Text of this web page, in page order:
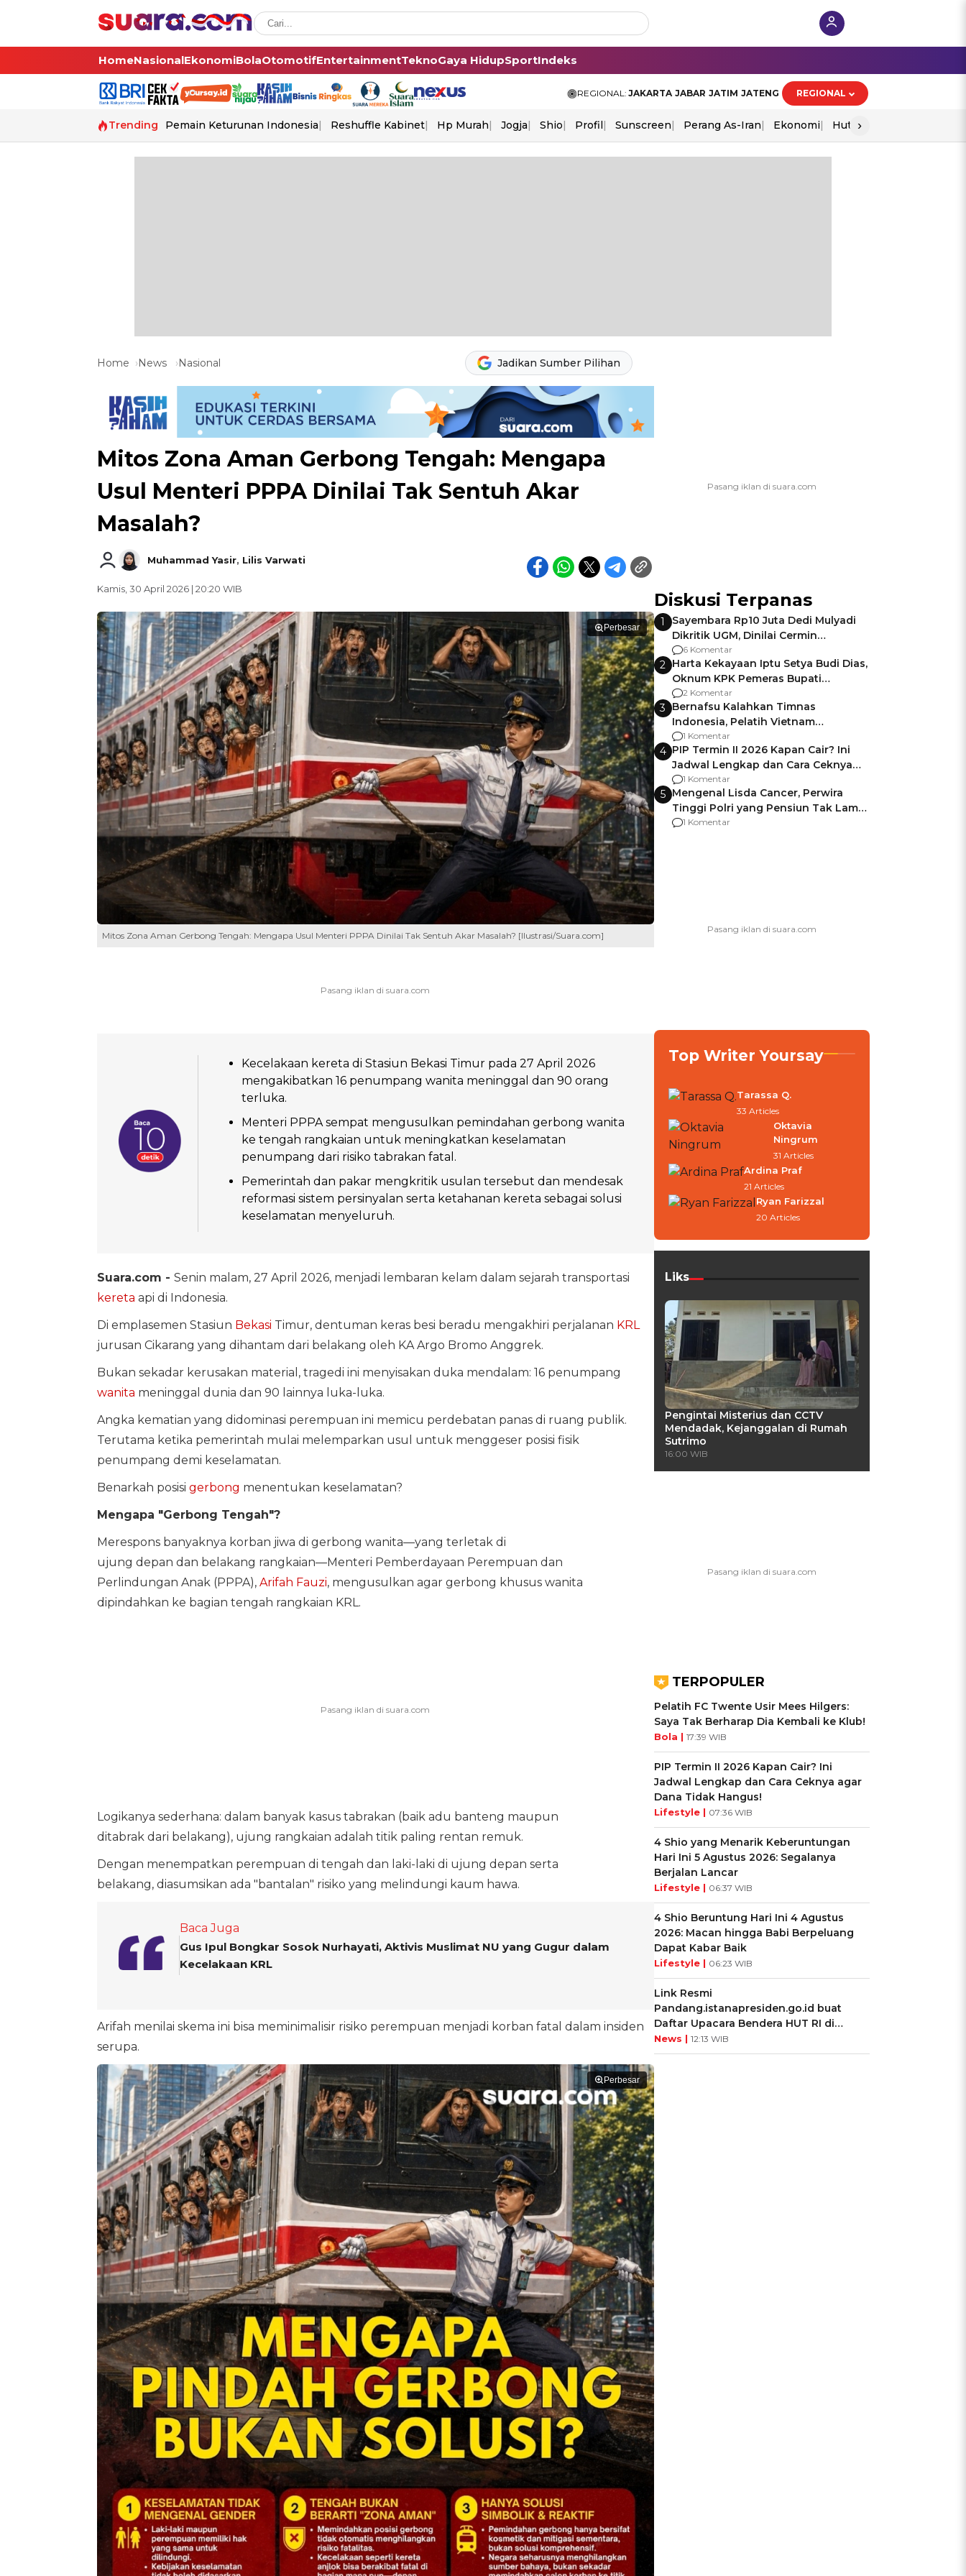
HomeNasionalEkonomiBolaOtomotifEntertainmentTeknoGaya HidupSportIndeks
REGIONAL: JAKARTA JABAR JATIM JATENG REGIONAL
Trending Pemain Keturunan Indonesia Reshuffle Kabinet Hp Murah Jogja Shio Profil Sunscreen Perang As-Iran Ekonomi Hut Ri
›
Home News Nasional Jadikan Sumber Pilihan
Mitos Zona Aman Gerbong Tengah: Mengapa
Usul Menteri PPPA Dinilai Tak Sentuh Akar
Masalah?
Muhammad Yasir, Lilis Varwati
Kamis, 30 April 2026 | 20:20 WIB
Perbesar
Mitos Zona Aman Gerbong Tengah: Mengapa Usul Menteri PPPA Dinilai Tak Sentuh Akar Masalah? [Ilustrasi/Suara.com]
Kecelakaan kereta di Stasiun Bekasi Timur pada 27 April 2026
mengakibatkan 16 penumpang wanita meninggal dan 90 orang
terluka.
Menteri PPPA sempat mengusulkan pemindahan gerbong wanita
ke tengah rangkaian untuk meningkatkan keselamatan
penumpang dari risiko tabrakan fatal.
Pemerintah dan pakar mengkritik usulan tersebut dan mendesak
reformasi sistem persinyalan serta ketahanan kereta sebagai solusi
keselamatan menyeluruh.
Suara.com - Senin malam, 27 April 2026, menjadi lembaran kelam dalam sejarah transportasi
kereta api di Indonesia.
Di emplasemen Stasiun Bekasi Timur, dentuman keras besi beradu mengakhiri perjalanan KRL
jurusan Cikarang yang dihantam dari belakang oleh KA Argo Bromo Anggrek.
Bukan sekadar kerusakan material, tragedi ini menyisakan duka mendalam: 16 penumpang
wanita meninggal dunia dan 90 lainnya luka-luka.
Angka kematian yang didominasi perempuan ini memicu perdebatan panas di ruang publik.
Terutama ketika pemerintah mulai melemparkan usul untuk menggeser posisi fisik
penumpang demi keselamatan.
Benarkah posisi gerbong menentukan keselamatan?
Mengapa "Gerbong Tengah"?
Merespons banyaknya korban jiwa di gerbong wanita—yang terletak di
ujung depan dan belakang rangkaian—Menteri Pemberdayaan Perempuan dan
Perlindungan Anak (PPPA), Arifah Fauzi, mengusulkan agar gerbong khusus wanita
dipindahkan ke bagian tengah rangkaian KRL.
Logikanya sederhana: dalam banyak kasus tabrakan (baik adu banteng maupun
ditabrak dari belakang), ujung rangkaian adalah titik paling rentan remuk.
Dengan menempatkan perempuan di tengah dan laki-laki di ujung depan serta
belakang, diasumsikan ada "bantalan" risiko yang melindungi kaum hawa.
Baca Juga
Gus Ipul Bongkar Sosok Nurhayati, Aktivis Muslimat NU yang Gugur dalam
Kecelakaan KRL
Arifah menilai skema ini bisa meminimalisir risiko perempuan menjadi korban fatal dalam insiden
serupa.
Perbesar
Diskusi Terpanas
1
Sayembara Rp10 Juta Dedi Mulyadi
Dikritik UGM, Dinilai Cermin
Gagalnya Negara Jamin Keamanan
6 Komentar
2 Harta Kekayaan Iptu Setya Budi Dias,
Oknum KPK Pemeras Bupati
Pemalang
2 Komentar
3 Bernafsu Kalahkan Timnas
Indonesia, Pelatih Vietnam
Berencana Pakai Jimat di Pakansari
1 Komentar
4 PIP Termin II 2026 Kapan Cair? Ini
Jadwal Lengkap dan Cara Ceknya
agar Dana Tidak Hangus!
1 Komentar
5 Mengenal Lisda Cancer, Perwira
Tinggi Polri yang Pensiun Tak Lama
Usai Jadi Brigjen
1 Komentar
Top Writer Yoursay
Tarassa Q.
33 Articles
Oktavia
Ningrum
31 Articles
Ardina Praf
21 Articles
Ryan Farizzal
20 Articles
Liks
Pengintai Misterius dan CCTV
Mendadak, Kejanggalan di Rumah
Sutrimo
16:00 WIB
TERPOPULER
Pelatih FC Twente Usir Mees Hilgers:
Saya Tak Berharap Dia Kembali ke Klub!
Bola | 17:39 WIB
PIP Termin II 2026 Kapan Cair? Ini
Jadwal Lengkap dan Cara Ceknya agar
Dana Tidak Hangus!
Lifestyle | 07:36 WIB
4 Shio yang Menarik Keberuntungan
Hari Ini 5 Agustus 2026: Segalanya
Berjalan Lancar
Lifestyle | 06:37 WIB
4 Shio Beruntung Hari Ini 4 Agustus
2026: Macan hingga Babi Berpeluang
Dapat Kabar Baik
Lifestyle | 06:23 WIB
Link Resmi
Pandang.istanapresiden.go.id buat
Daftar Upacara Bendera HUT RI di
Istana Negara
News | 12:13 WIB